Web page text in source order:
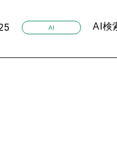
AI AI検